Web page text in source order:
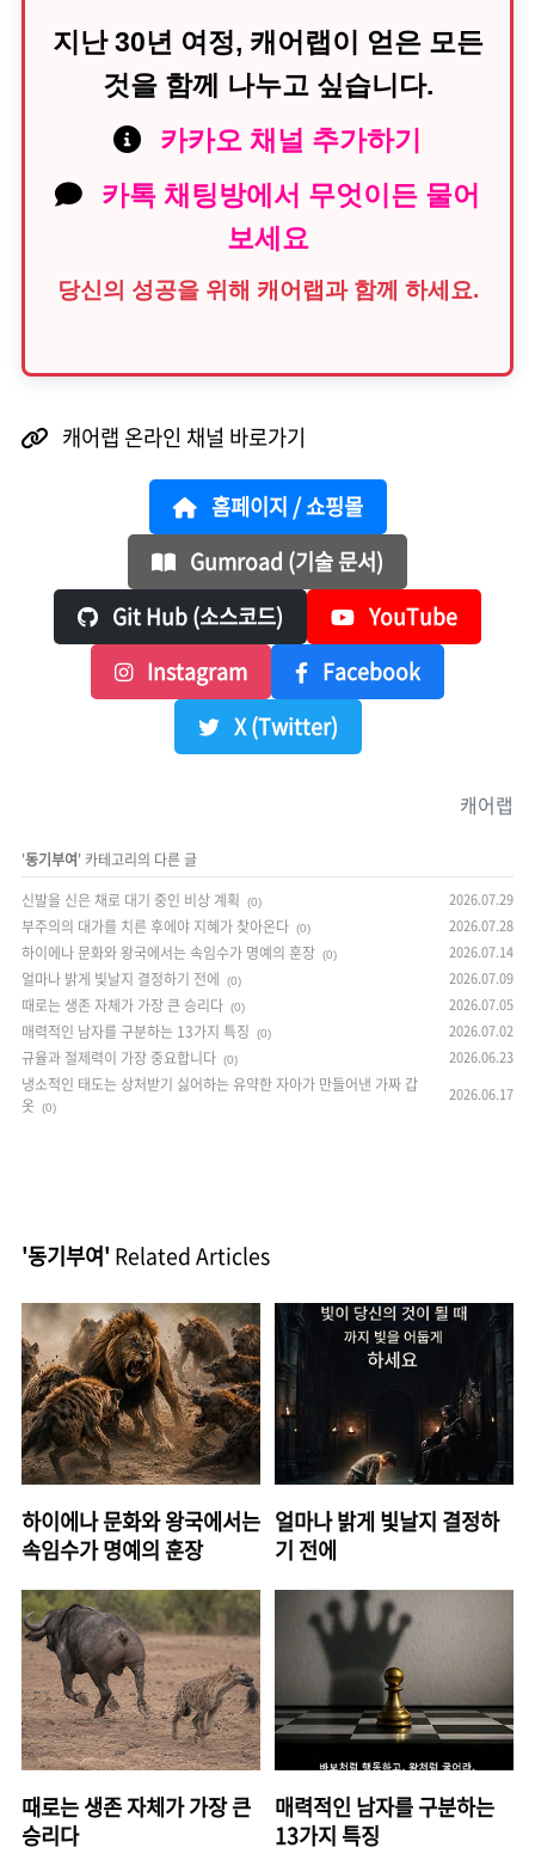
지난 30년 여정, 캐어랩이 얻은 모든
것을 함께 나누고 싶습니다.
카카오 채널 추가하기
카톡 채팅방에서 무엇이든 물어
보세요
당신의 성공을 위해 캐어랩과 함께 하세요.
캐어랩 온라인 채널 바로가기
홈페이지 / 쇼핑몰
Gumroad (기술 문서)
Git Hub (소스코드)
YouTube
Instagram
Facebook
X (Twitter)
캐어랩
'동기부여' 카테고리의 다른 글
신발을 신은 채로 대기 중인 비상 계획
(0) 2026.07.29
부주의의 대가를 치른 후에야 지혜가 찾아온다 (0) 2026.07.28
하이에나 문화와 왕국에서는 속임수가 명예의 훈장 (0) 2026.07.14
얼마나 밝게 빛날지 결정하기 전에 (0) 2026.07.09
때로는 생존 자체가 가장 큰 승리다 (0) 2026.07.05
매력적인 남자를 구분하는 13가지 특징 (0) 2026.07.02
규율과 절제력이 가장 중요합니다 (0) 2026.06.23
냉소적인 태도는 상처받기 싫어하는 유약한 자아가 만들어낸 가짜 갑
옷 (0)
2026.06.17
'동기부여' Related Articles
하이에나 문화와 왕국에서는
속임수가 명예의 훈장
얼마나 밝게 빛날지 결정하
기 전에
때로는 생존 자체가 가장 큰
승리다
매력적인 남자를 구분하는
13가지 특징